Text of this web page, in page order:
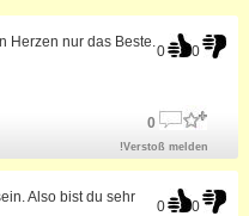
0 0
Herzen nur das Beste.
0
!Verstoß melden
0 0
Also bist du sehr